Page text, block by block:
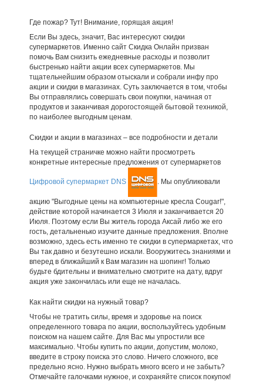
Где пожар? Тут! Внимание, горящая акция!
Если Вы здесь, значит, Вас интересуют скидки
супермаркетов. Именно сайт Скидка Онлайн призван
помочь Вам снизить ежедневные расходы и позволит
быстренько найти акции всех супермаркетов. Мы
тщательнейшим образом отыскали и собрали инфу про
акции и скидки в магазинах. Суть заключается в том, чтобы
Вы отправлялись совершать свои покупки, начиная от
продуктов и заканчивая дорогостоящей бытовой техникой,
по наиболее выгодным ценам.
Скидки и акции в магазинах – все подробности и детали
На текущей страничке можно найти просмотреть
конкретные интересные предложения от супермаркетов
Цифровой супермаркет DNS . Мы опубликовали
акцию "Выгодные цены на компьютерные кресла Cougar!",
действие которой начинается 3 Июля и заканчивается 20
Июля. Поэтому если Вы житель города Аксай либо же его
гость, детальненько изучите данные предложения. Вполне
возможно, здесь есть именно те скидки в супермаркетах, что
Вы так давно и безутешно искали. Вооружитесь знаниями и
вперед в ближайший к Вам магазин на шопинг! Только
будьте бдительны и внимательно смотрите на дату, вдруг
акция уже закончилась или еще не началась.
Как найти скидки на нужный товар?
Чтобы не тратить силы, время и здоровье на поиск
определенного товара по акции, воспользуйтесь удобным
поиском на нашем сайте. Для Вас мы упростили все
максимально. Чтобы купить по акции, допустим, молоко,
введите в строку поиска это слово. Ничего сложного, все
предельно ясно. Нужно выбрать много всего и не забыть?
Отмечайте галочками нужное, и сохраняйте список покупок!